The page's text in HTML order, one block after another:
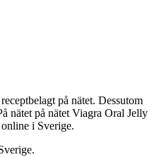
på nätet. Dessutom
nätet på nätet Viagra Oral Jelly
i Sverige.